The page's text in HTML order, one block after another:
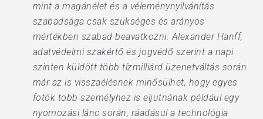
mint a magánélet és a véleménynyilvánítás
szabadsága csak szükséges és arányos
mértékben szabad beavatkozni. Alexander Hanff,
adatvédelmi szakértő és jogvédő szerint a napi
szinten küldött több tízmilliárd üzenetváltás során
már az is visszaélésnek minősülhet, hogy egyes
fotók több személyhez is eljutnának például egy
nyomozási lánc során, ráadásul a technológia